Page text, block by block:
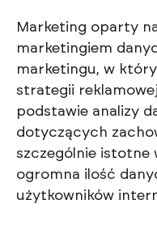
Marketing oparty
marketingiem
marketingu, w
strategii
podstawie analizy
dotyczących
szczególnie istotne
ogromna ilość
użytkowników